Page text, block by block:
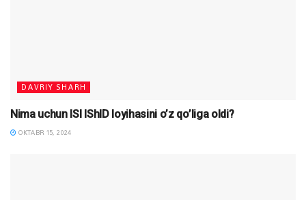
DAVRIY SHARH
Nima uchun ISI IShID loyihasini o’z qo’liga oldi?
OKTABR 15, 2024